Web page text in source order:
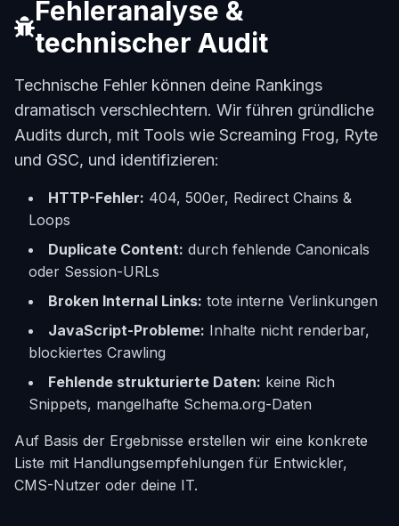
Fehleranalyse &
technischer Audit
Technische Fehler können deine Rankings
dramatisch verschlechtern. Wir führen gründliche
Audits durch, mit Tools wie Screaming Frog, Ryte
und GSC, und identifizieren:
HTTP-Fehler: 404, 500er, Redirect Chains &
Loops
Duplicate Content: durch fehlende Canonicals
oder Session-URLs
Broken Internal Links: tote interne Verlinkungen
JavaScript-Probleme: Inhalte nicht renderbar,
blockiertes Crawling
Fehlende strukturierte Daten: keine Rich
Snippets, mangelhafte Schema.org-Daten
Auf Basis der Ergebnisse erstellen wir eine konkrete
Liste mit Handlungsempfehlungen für Entwickler,
CMS-Nutzer oder deine IT.